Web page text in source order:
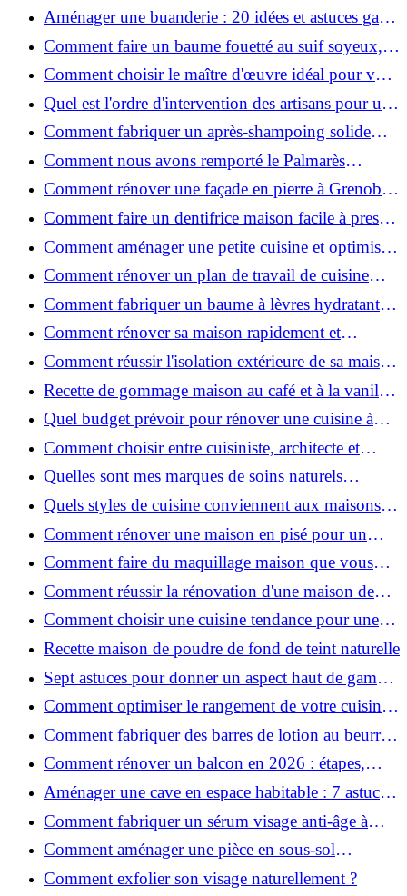
2026 ?
Aménager une buanderie : 20 idées et astuces gain
de place pour un espace fonctionnel et stylé
Comment faire un baume fouetté au suif soyeux,
fait maison ?
Comment choisir le maître d'œuvre idéal pour vos
travaux de rénovation ?
Quel est l'ordre d'intervention des artisans pour une
rénovation ?
Comment fabriquer un après-shampoing solide
naturel pour cheveux ?
Comment nous avons remporté le Palmarès
(Ré)HABITER 2025 : les coulisses du projet primé
?
Comment rénover une façade en pierre à Grenoble
: techniques, coûts et conseils
Comment faire un dentifrice maison facile à presser
?
Comment aménager une petite cuisine et optimiser
chaque centimètre carré ?
Comment rénover un plan de travail de cuisine
facilement : guide étape par étape
Comment fabriquer un baume à lèvres hydratant et
naturel au suif ?
Comment rénover sa maison rapidement et
efficacement ?
Comment réussir l'isolation extérieure de sa maison
pour une rénovation performante et durable ?
Recette de gommage maison au café et à la vanille
pour une peau douce
Quel budget prévoir pour rénover une cuisine à
Voiron en 2026 : coûts et aides locales ?
Comment choisir entre cuisiniste, architecte et
contractant général à Voiron ?
Quelles sont mes marques de soins naturels
préférées ?
Quels styles de cuisine conviennent aux maisons et
appartements du Voironnais ?
Comment rénover une maison en pisé pour un
habitat sain et performant ?
Comment faire du maquillage maison que vous
utiliserez vraiment ?
Comment réussir la rénovation d'une maison de
ville en 2026 ?
Comment choisir une cuisine tendance pour une
rénovation en 2026 ?
Recette maison de poudre de fond de teint naturelle
Sept astuces pour donner un aspect haut de gamme
à votre cuisine
Comment optimiser le rangement de votre cuisine
et gagner de la place ?
Comment fabriquer des barres de lotion au beurre
de karité ?
Comment rénover un balcon en 2026 : étapes,
budget et matériaux ?
Aménager une cave en espace habitable : 7 astuces
essentielles
Comment fabriquer un sérum visage anti-âge à
l'huile de rose musquée ?
Comment aménager une pièce en sous-sol
efficacement ?
Comment exfolier son visage naturellement ?